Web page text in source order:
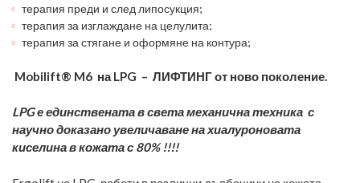
терапия преди и след липосукция;
терапия за изглаждане на целулита;
терапия за стягане и оформяне на контура;
Mobilift® M6 на LPG – ЛИФТИНГ от ново поколение.
LPG е единствената в света механична техника с
научно доказано увеличаване на хиалуроновата
киселина в кожата с 80% !!!!